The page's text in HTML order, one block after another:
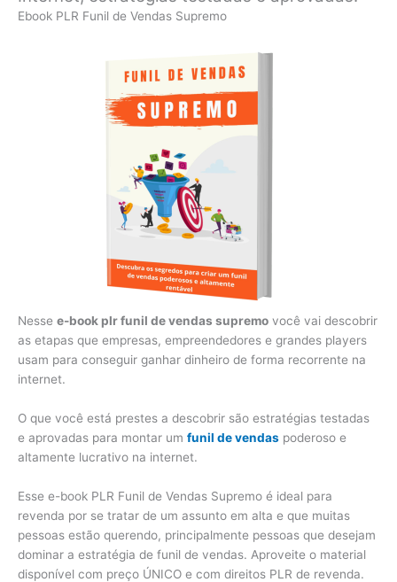
Ebook PLR Funil de Vendas Supremo
Nesse e-book plr funil de vendas supremo você vai descobrir
as etapas que empresas, empreendedores e grandes players
usam para conseguir ganhar dinheiro de forma recorrente na
internet.
O que você está prestes a descobrir são estratégias testadas
e aprovadas para montar um funil de vendas poderoso e
altamente lucrativo na internet.
Esse e-book PLR Funil de Vendas Supremo é ideal para
revenda por se tratar de um assunto em alta e que muitas
pessoas estão querendo, principalmente pessoas que desejam
dominar a estratégia de funil de vendas. Aproveite o material
disponível com preço ÚNICO e com direitos PLR de revenda.